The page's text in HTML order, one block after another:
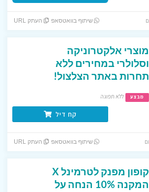
שיתוף בוואטסאפ העתק URL
מוצרי אלקטרוניקה
וסלולרי במחירים ללא
תחרות באתר הצלצול!
מבצע ללא תפוגה
קח דיל
שיתוף בוואטסאפ העתק URL
קופון מפנק לטרמינל X
המקנה 10% הנחה על